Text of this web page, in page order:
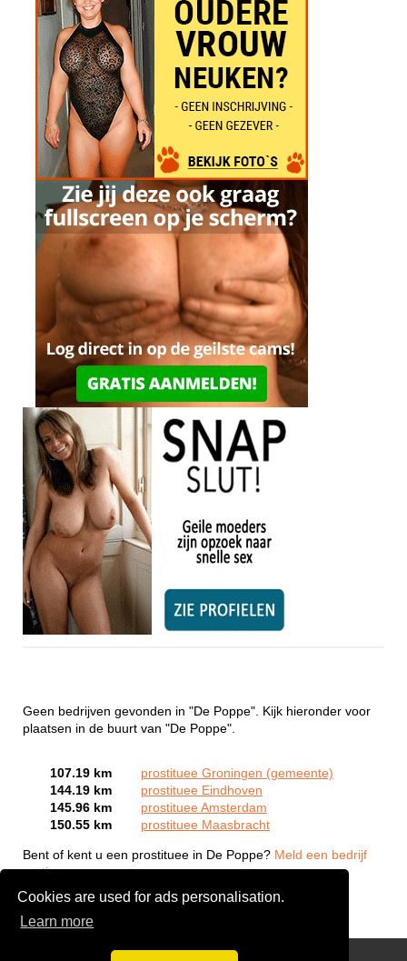
Cookies are used for ads personalisation.
Learn more
Geen bedrijven gevonden in "De Poppe". Kijk hieronder voor
plaatsen in de buurt van "De Poppe".
107.19 km
prostituee Groningen (gemeente)
144.19 km
prostituee Eindhoven
145.96 km
prostituee Amsterdam
150.55 km
prostituee Maasbracht
Bent of kent u een prostituee in De Poppe? Meld een bedrijf
gratis aan